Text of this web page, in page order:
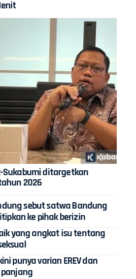
Sukabumi ditargetkan
2026
sebut satwa Bandung
ke pihak berizin
yang angkat isu tentang
punya varian EREV dan